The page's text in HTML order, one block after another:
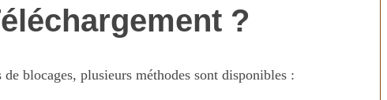
?
blocages, plusieurs méthodes sont disponibles :